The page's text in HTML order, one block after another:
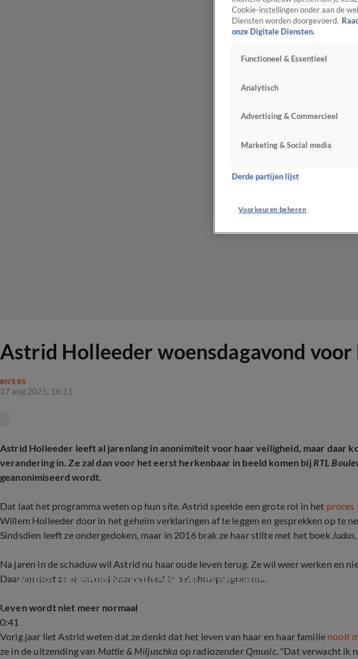
Astrid Holleeder woensdagavond
BN'ERS
27 aug 2025, 16:15
Astrid Holleeder leeft al jarenlang in anonimiteit voor haar veiligheid, maar daar
verandering in. Ze zal dan voor het eerst herkenbaar in beeld komen bij RTL
geanonimiseerd wordt.
Dat laat het programma weten op hun site. Astrid speelde een grote rol in het proces
Willem Holleeder door in het geheim verklaringen af te leggen en gesprekken op te
Sindsdien leeft ze ondergedoken, maar in 2016 brak ze haar stilte met het boek Judas
Na jaren in de schaduw wil Astrid nu haar oude leven terug. Ze wil weer werken en
Daarom doet ze vanavond haar verhaal in het showprogramma.
0:41
Willem Holleeder veroordeeld tot levenslange gevangenisstraf
Leven wordt niet meer normaal
Vorig jaar liet Astrid weten dat ze denkt dat het leven van haar en haar familie nooit
ze in de uitzending van Mattie & Miljuschka op radiozender Qmusic. "Dat verwacht ik
Cookie-instellingen onder aan de
Diensten worden doorgevoerd.
onze Digitale Diensten.
Functioneel & Essentieel
Analytisch
Advertising & Commercieel
Marketing & Social media
Derde partijen lijst
Voorkeuren beheren